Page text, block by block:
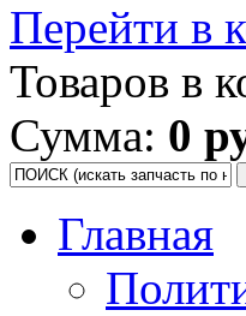
Перейти в
Товаров в
Сумма: 0
Главная